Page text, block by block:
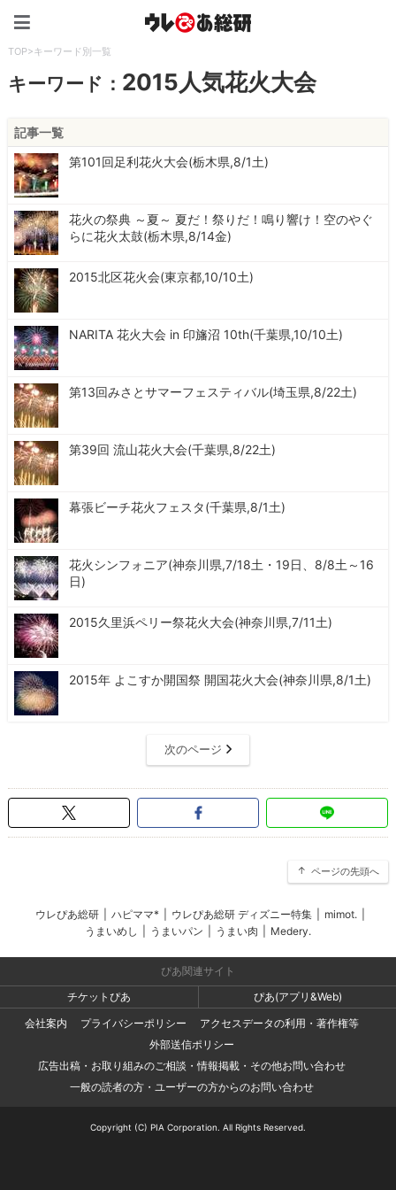
TOP>キーワード別一覧
キーワード： 2015人気花火大会
記事一覧
第101回足利花火大会(栃木県,8/1土)
花火の祭典 ～夏～ 夏だ！祭りだ！鳴り響け！空のやぐ
らに花火太鼓(栃木県,8/14金)
2015北区花火会(東京都,10/10土)
NARITA 花火大会 in 印旛沼 10th(千葉県,10/10土)
第13回みさとサマーフェスティバル(埼玉県,8/22土)
第39回 流山花火大会(千葉県,8/22土)
幕張ビーチ花火フェスタ(千葉県,8/1土)
花火シンフォニア(神奈川県,7/18土・19日、8/8土～16
日)
2015久里浜ペリー祭花火大会(神奈川県,7/11土)
2015年 よこすか開国祭 開国花火大会(神奈川県,8/1土)
次のページ
ページの先頭へ
ウレぴあ総研 ハピママ* ウレぴあ総研 ディズニー特集 mimot.
うまいめし
うまいパン うまい肉 Medery.
ぴあ関連サイト
チケットぴあ
ぴあ(アプリ&Web)
会社案内
プライバシーポリシー
アクセスデータの利用・著作権等
外部送信ポリシー
広告出稿・お取り組みのご相談・情報掲載・その他お問い合わせ
一般の読者の方・ユーザーの方からのお問い合わせ
Copyright (C) PIA Corporation. All Rights Reserved.